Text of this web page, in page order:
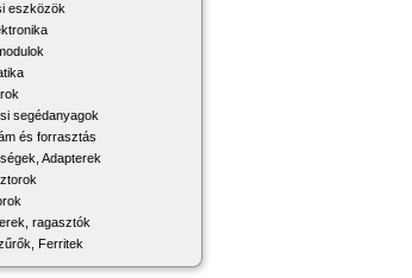
eszközök
segédanyagok
és forrasztás
Adapterek
ragasztók
Ferritek